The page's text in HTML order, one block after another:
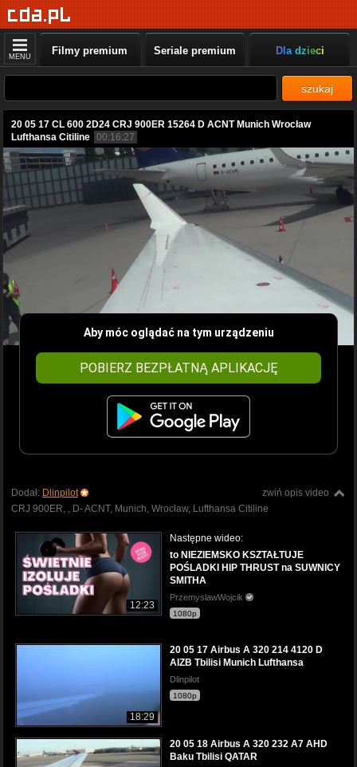
MENU Filmy premium Seriale premium Dla dzieci
szukaj
20 05 17 CL 600 2D24 CRJ 900ER 15264 D ACNT Munich Wrocław
Lufthansa Citiline 00:16:27
Aby móc oglądać na tym urządzeniu
POBIERZ BEZPŁATNĄ APLIKACJĘ
zwiń opis video
Dodał: Dlinpilot
CRJ 900ER, , D- ACNT, Munich, Wrocław, Lufthansa Citiline
12:23
Następne wideo:
to NIEZIEMSKO KSZTAŁTUJE
POŚLADKI HIP THRUST na SUWNICY
SMITHA
PrzemyslawWojcik
1080p
18:29
20 05 17 Airbus A 320 214 4120 D
AIZB Tbilisi Munich Lufthansa
Dlinpilot
1080p
20 05 18 Airbus A 320 232 A7 AHD
Baku Tbilisi QATAR